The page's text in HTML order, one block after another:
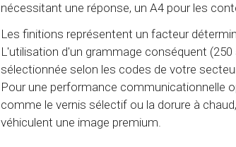
nécessitant une réponse, un A4 pour les
Les finitions représentent un facteur
L'utilisation d'un grammage conséquent
sélectionnée selon les codes de votre
Pour une performance communicationnelle
comme le vernis sélectif ou la dorure à
véhiculent une image premium.